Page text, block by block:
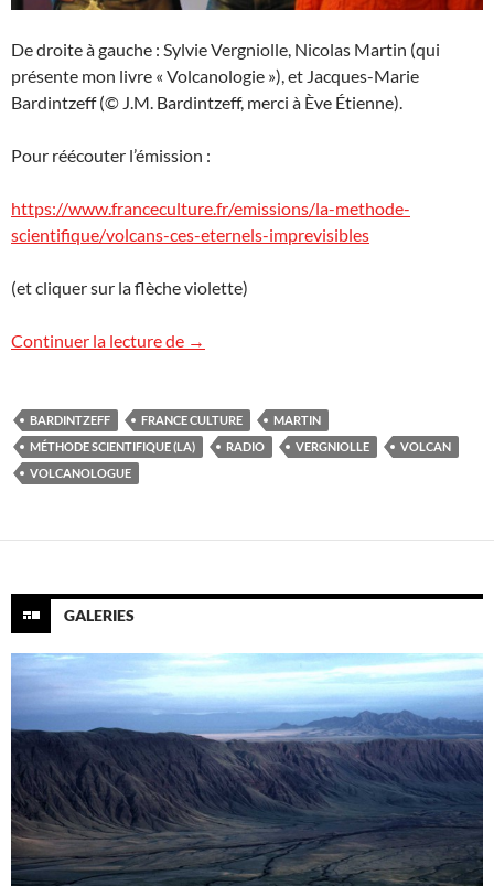
De droite à gauche : Sylvie Vergniolle, Nicolas Martin (qui
présente mon livre « Volcanologie »), et Jacques-Marie
Bardintzeff (© J.M. Bardintzeff, merci à Ève Étienne).
Pour réécouter l’émission :
https://www.franceculture.fr/emissions/la-methode-
scientifique/volcans-ces-eternels-imprevisibles
(et cliquer sur la flèche violette)
Continuer la lecture de Réécoutez « Volcans » sur France Culture
→
BARDINTZEFF FRANCE CULTURE
MARTIN
MÉTHODE SCIENTIFIQUE (LA)
RADIO VERGNIOLLE
VOLCAN
VOLCANOLOGUE
GALERIES